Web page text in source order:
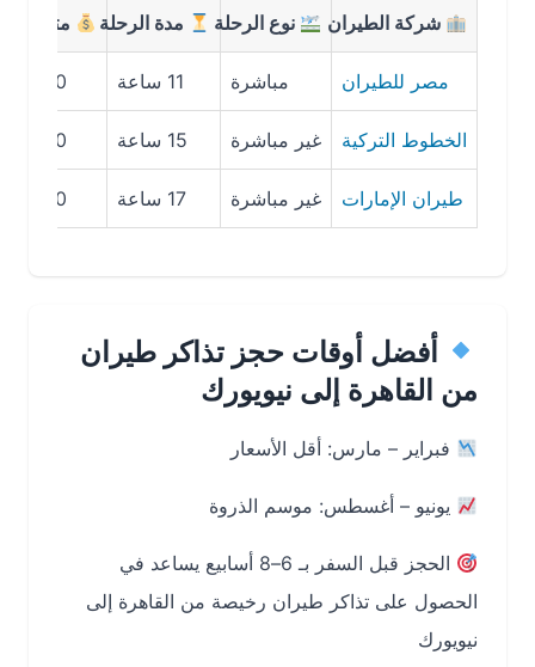
شركة الطيران نوع الرحلة مدة الرحلة متوسط السعر
مصر للطيران مباشرة
الخطوط التركية غير مباشرة 15 ساعة
طيران الإمارات غير مباشرة 17 ساعة
أفضل أوقات حجز تذاكر طيران
من القاهرة إلى نيويورك
فبراير – مارس: أقل الأسعار
يونيو – أغسطس: موسم الذروة
الحجز قبل السفر بـ 6–8 أسابيع يساعد في
الحصول على تذاكر طيران رخيصة من القاهرة إلى
نيويورك